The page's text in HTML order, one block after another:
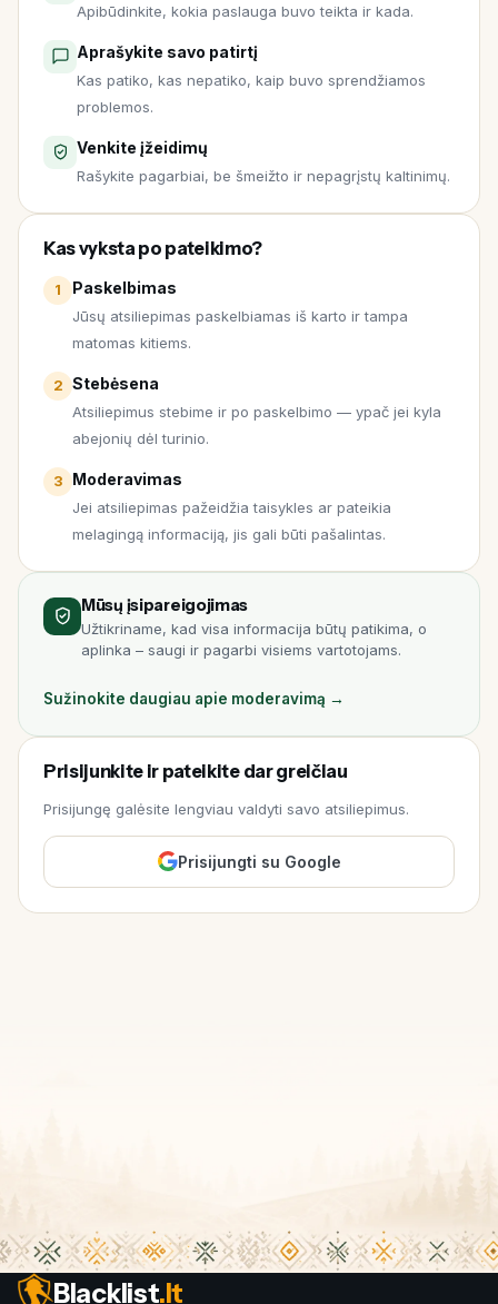
Apibūdinkite, kokia paslauga buvo teikta ir kada.
Aprašykite savo patirtį
Kas patiko, kas nepatiko, kaip buvo sprendžiamos
problemos.
Venkite įžeidimų
Rašykite pagarbiai, be šmeižto ir nepagrįstų kaltinimų.
Kas vyksta po pateikimo?
1 Paskelbimas
Jūsų atsiliepimas paskelbiamas iš karto ir tampa
matomas kitiems.
2 Stebėsena
Atsiliepimus stebime ir po paskelbimo — ypač jei kyla
abejonių dėl turinio.
3 Moderavimas
Jei atsiliepimas pažeidžia taisykles ar pateikia
melagingą informaciją, jis gali būti pašalintas.
Mūsų įsipareigojimas
Užtikriname, kad visa informacija būtų patikima, o
aplinka – saugi ir pagarbi visiems vartotojams.
Sužinokite daugiau apie moderavimą →
Prisijunkite ir pateikite dar greičiau
Prisijungę galėsite lengviau valdyti savo atsiliepimus.
Prisijungti su Google
Blacklist.lt